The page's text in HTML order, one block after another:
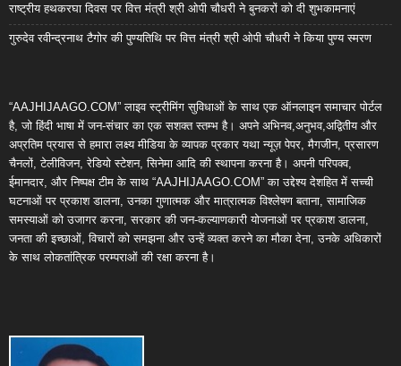
राष्ट्रीय हथकरघा दिवस पर वित्त मंत्री श्री ओपी चौधरी ने बुनकरों को दी शुभकामनाएं
गुरुदेव रवीन्द्रनाथ टैगोर की पुण्यतिथि पर वित्त मंत्री श्री ओपी चौधरी ने किया पुण्य स्मरण
“AAJHIJAAGO.COM” लाइव स्ट्रीमिंग सुविधाओं के साथ एक ऑनलाइन समाचार पोर्टल
है, जो हिंदी भाषा में जन-संचार का एक सशक्त स्तम्भ है। अपने अभिनव,अनुभव,अद्वितीय और
अप्रतिम प्रयास से हमारा लक्ष्य मीडिया के व्यापक प्रकार यथा न्यूज़ पेपर, मैगजीन, प्रसारण
चैनलों, टेलीविजन, रेडियो स्टेशन, सिनेमा आदि की स्थापना करना है। अपनी परिपक्व,
ईमानदार, और निष्पक्ष टीम के साथ “AAJHIJAAGO.COM” का उद्देश्य देशहित में सच्ची
घटनाओं पर प्रकाश डालना, उनका गुणात्मक और मात्रात्मक विश्लेषण बताना, सामाजिक
समस्याओं को उजागर करना, सरकार की जन-कल्याणकारी योजनाओं पर प्रकाश डालना,
जनता की इच्छाओं, विचारों को समझना और उन्हें व्यक्त करने का मौका देना, उनके अधिकारों
के साथ लोकतांत्रिक परम्पराओं की रक्षा करना है।